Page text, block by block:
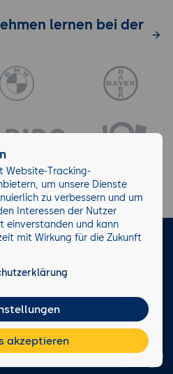
lernen bei der
Facebook
Facts
82 80 90
Teilen FAQ Cookies
Website-Tracking-
um unsere Dienste
zu verbessern und um
Interessen der Nutzer
einverstanden und kann
mit Wirkung für die Zukunft
akzeptieren